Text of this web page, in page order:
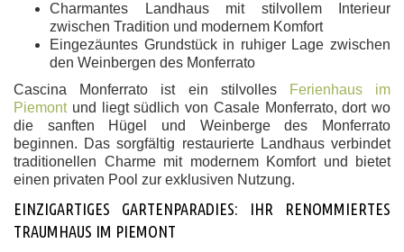
Charmantes Landhaus mit stilvollem Interieur
zwischen Tradition und modernem Komfort
Eingezäuntes Grundstück in ruhiger Lage zwischen
den Weinbergen des Monferrato
Cascina Monferrato ist ein stilvolles
Ferienhaus im
Piemontund liegt südlich von Casale Monferrato, dort wo
die sanften Hügel und Weinberge des Monferrato
beginnen. Das sorgfältig restaurierte Landhaus verbindet
traditionellen Charme mit modernem Komfort und bietet
einen privaten Pool zur exklusiven Nutzung.
EINZIGARTIGES GARTENPARADIES: IHR RENOMMIERTES
TRAUMHAUS IM PIEMONT